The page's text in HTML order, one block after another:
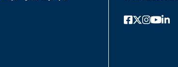
フェイスブック
ツイッターx
インスタ
ユーチ
リン